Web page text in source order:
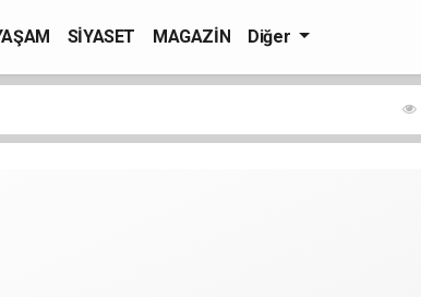
SİYASET MAGAZİN Diğer